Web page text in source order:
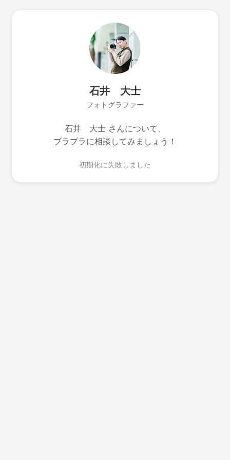
石井 大士
フォトグラファー
石井 大士 さんについて、
ブラプラに相談してみましょう！
初期化に失敗しました